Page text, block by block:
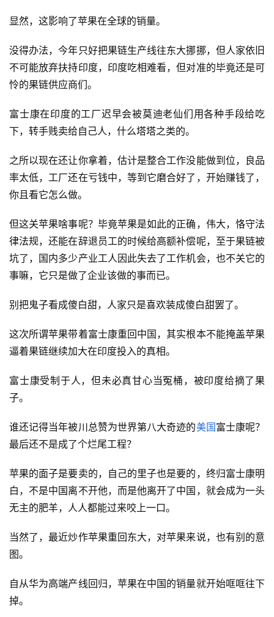
显然，这影响了苹果在全球的销量。
没得办法，今年只好把果链生产线往东大挪挪，但人家依旧
不可能放弃扶持印度，印度吃相难看，但对准的毕竟还是可
怜的果链供应商们。
富士康在印度的工厂迟早会被莫迪老仙们用各种手段给吃
下，转手贱卖给自己人，什么塔塔之类的。
之所以现在还让你拿着，估计是整合工作没能做到位，良品
率太低，工厂还在亏钱中，等到它磨合好了，开始赚钱了，
你且看它怎么做。
但这关苹果啥事呢？毕竟苹果是如此的正确，伟大，恪守法
律法规，还能在辞退员工的时候给高额补偿呢，至于果链被
坑了，国内多少产业工人因此失去了工作机会，也不关它的
事嘛，它只是做了企业该做的事而已。
别把鬼子看成傻白甜，人家只是喜欢装成傻白甜罢了。
这次所谓苹果带着富士康重回中国，其实根本不能掩盖苹果
逼着果链继续加大在印度投入的真相。
富士康受制于人，但未必真甘心当冤桶，被印度给摘了果
子。
谁还记得当年被川总赞为世界第八大奇迹的美国富士康呢？
最后还不是成了个烂尾工程？
苹果的面子是要卖的，自己的里子也是要的，终归富士康明
白，不是中国离不开他，而是他离开了中国，就会成为一头
无主的肥羊，人人都能过来咬上一口。
当然了，最近炒作苹果重回东大，对苹果来说，也有别的意
图。
自从华为高端产线回归，苹果在中国的销量就开始哐哐往下
掉。